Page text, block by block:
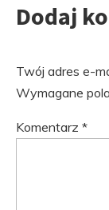
Dodaj
Twój adres e-
Wymagane
Komentarz *